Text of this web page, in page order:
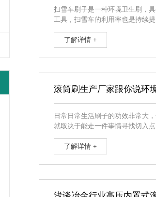
扫雪车刷子是一种环境卫生刷，
工具，扫雪车的利用率也是持续
层光滑度，
了解详情 +
滚筒刷生产厂家跟你说环
日常日常生活刷子的功效非常大
就取决于能走一件事情寻找切入
清扫路面
了解详情 +